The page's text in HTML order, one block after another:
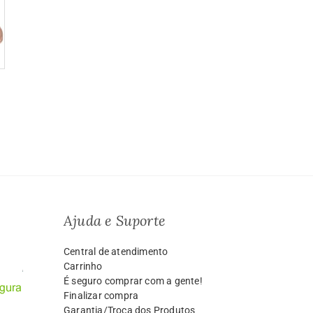
Ajuda e Suporte
Central de atendimento
Carrinho
É seguro comprar com a gente!
Finalizar compra
Garantia/Troca dos Produtos